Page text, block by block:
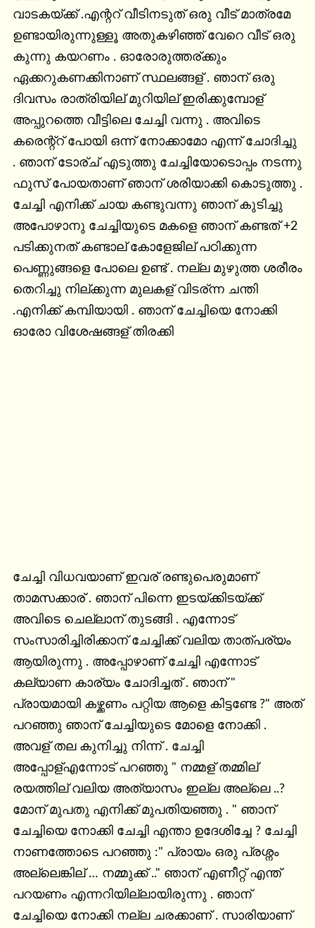
വാടകയ്ക്ക് .എന്ററ് വീടിനടുത് ഒരു വീട് മാത്രമേ
ഉണ്ടായിരുന്നുള്ളൂ അതുകഴിഞ്ഞ് വേറെ വീട് ഒരു
കുന്നു കയറണം . ഓരോരുത്തര്ക്കും
ഏക്കറുകണക്കിനാണ് സ്ഥലങ്ങള് . ഞാന് ഒരു
ദിവസം രാത്രിയില് മുറിയില് ഇരിക്കുമ്പോള്
അപ്പുറത്തെ വീട്ടിലെ ചേച്ചി വന്നു . അവിടെ
കരെന്റ്റ് പോയി ഒന്ന് നോക്കാമോ എന്ന് ചോദിച്ചു
. ഞാന് ടോര്ച് എടുത്തു ചേച്ചിയോടൊപ്പം നടന്നു
ഫുസ് പോയതാണ് ഞാന് ശരിയാക്കി കൊടുത്തു .
ചേച്ചി എനിക്ക് ചായ കണ്ടുവന്നു ഞാന് കുടിച്ചു
അപോഴാനു ചേച്ചിയുടെ മകളെ ഞാന് കണ്ടത് +2
പടിക്കുനത് കണ്ടാല് കോളേജില് പഠിക്കുന്ന
പെണ്ണുങ്ങളെ പോലെ ഉണ്ട് . നല്ല മുഴുത്ത ശരീരം
തെറിച്ചു നില്ക്കുന്ന മുലകള് വിടര്ന്ന ചന്തി
.എനിക്ക് കമ്പിയായി . ഞാന് ചേച്ചിയെ നോക്കി
ഓരോ വിശേഷങ്ങള് തിരക്കി
ചേച്ചി വിധവയാണ് ഇവര് രണ്ടുപെരുമാണ്
താമസക്കാര് . ഞാന് പിന്നെ ഇടയ്ക്കിടയ്ക്ക്
അവിടെ ചെല്ലാന് തുടങ്ങി . എന്നോട്
സംസാരിച്ചിരിക്കാന് ചേച്ചിക്ക് വലിയ താത്പര്യം
ആയിരുന്നു . അപ്പോഴാണ് ചേച്ചി എന്നോട്
കല്യാണ കാര്യം ചോദിച്ചത് . ഞാന് "
പ്രായമായി കഴ്ക്കണം പറ്റിയ ആളെ കിട്ടണ്ടേ ?" അത്
പറഞ്ഞു ഞാന് ചേച്ചിയുടെ മോളെ നോക്കി .
അവള് തല കുനിച്ചു നിന്ന് . ചേച്ചി
അപ്പോള്എന്നോട് പറഞ്ഞു " നമ്മള് തമ്മില്
രയത്തില് വലിയ അത്യാസം ഇല്ല അല്ലെ ..?
മോന് മുപതു എനിക്ക് മുപതിയഞ്ഞു . " ഞാന്
ചേച്ചിയെ നോക്കി ചേച്ചി എന്താ ഉദേശിച്ചേ ? ചേച്ചി
നാണത്തോടെ പറഞ്ഞു :" പ്രായം ഒരു പ്രശ്നം
അല്ലെങ്കില് … നമ്മുക്ക് .." ഞാന് എണീറ്റ് എന്ത്
പറയണം എന്നറിയില്ലായിരുന്നു . ഞാന്
ചേച്ചിയെ നോക്കി നല്ല ചരക്കാണ് . സാരിയാണ്